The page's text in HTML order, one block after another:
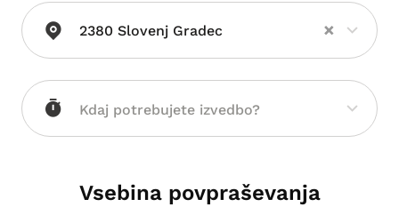
2380 Slovenj Gradec ×
Vsebina povpraševanja